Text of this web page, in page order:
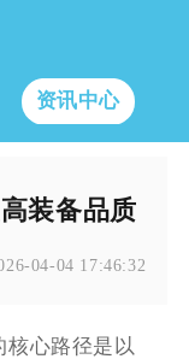
资讯中心
装备品质
04-04 17:46:32
心路径是以